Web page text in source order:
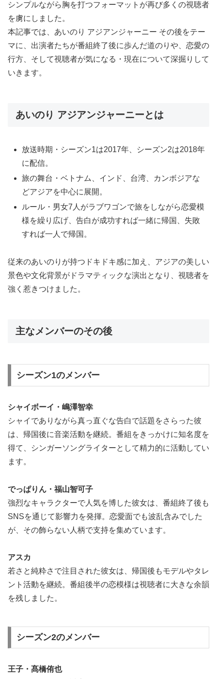
シンプルながら胸を打つフォーマットが再び多くの視聴者
を虜にしました。
本記事では、あいのり アジアンジャーニー その後をテー
マに、出演者たちが番組終了後に歩んだ道のりや、恋愛の
行方、そして視聴者が気になる・現在について深掘りして
いきます。
あいのり アジアンジャーニーとは
放送時期・シーズン1は2017年、シーズン2は2018年
に配信。
旅の舞台・ベトナム、インド、台湾、カンボジアな
どアジアを中心に展開。
ルール・男女7人がラブワゴンで旅をしながら恋愛模
様を繰り広げ、告白が成功すれば一緒に帰国、失敗
すれば一人で帰国。
従来のあいのりが持つドキドキ感に加え、アジアの美しい
景色や文化背景がドラマティックな演出となり、視聴者を
強く惹きつけました。
主なメンバーのその後
シーズン1のメンバー
シャイボーイ・嶋澤智幸
シャイでありながら真っ直ぐな告白で話題をさらった彼
は、帰国後に音楽活動を継続。番組をきっかけに知名度を
得て、シンガーソングライターとして精力的に活動してい
ます。
でっぱりん・福山智可子
強烈なキャラクターで人気を博した彼女は、番組終了後も
SNSを通じて影響力を発揮。恋愛面でも波乱含みでした
が、その飾らない人柄で支持を集めています。
アスカ
若さと純粋さで注目された彼女は、帰国後もモデルやタレ
ント活動を継続。番組後半の恋模様は視聴者に大きな余韻
を残しました。
シーズン2のメンバー
王子・髙橋侑也